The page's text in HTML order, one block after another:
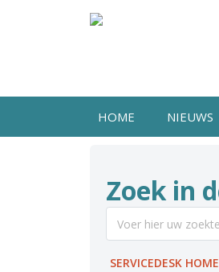
HOME NIEUWS
Zoek in
SERVICEDESK HOME